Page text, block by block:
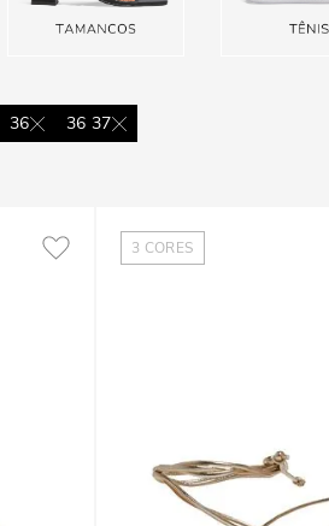
36 36 37
3 CORES